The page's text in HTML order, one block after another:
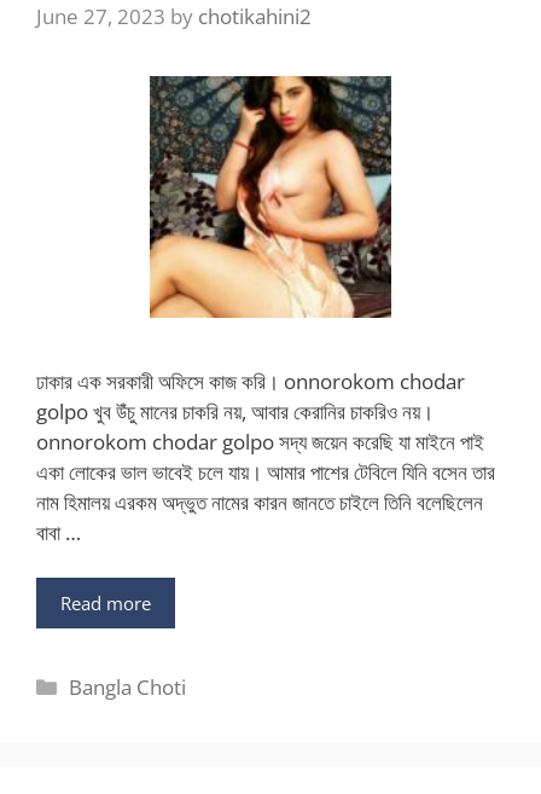
June 27, 2023 by chotikahini2
ঢাকার এক সরকারী অফিসে কাজ করি। onnorokom chodar
golpo খুব উঁচু মানের চাকরি নয়, আবার কেরানির চাকরিও নয়।
onnorokom chodar golpo সদ্য জয়েন করেছি যা মাইনে পাই
একা লোকের ভাল ভাবেই চলে যায়। আমার পাশের টেবিলে যিনি বসেন তার
নাম হিমালয় এরকম অদ্ভুত নামের কারন জানতে চাইলে তিনি বলেছিলেন
বাবা …
Read more
Categories
Bangla Choti